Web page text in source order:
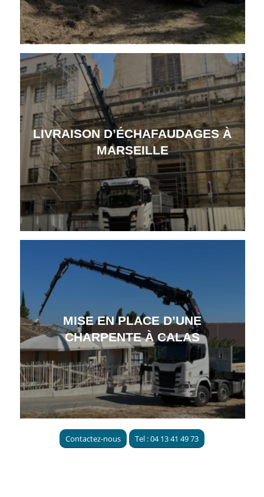
LIVRAISON D’ÉCHAFAUDAGES À
MARSEILLE
MISE EN PLACE D’UNE
CHARPENTE À CALAS
Contactez-nous Tel : 04 13 41 49 73